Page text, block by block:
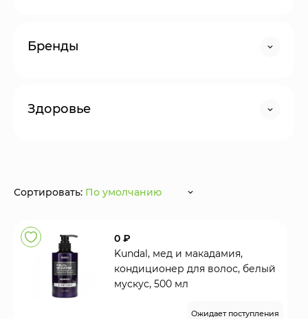
Бренды
Здоровье
Сортировать: По умолчанию
0 ₽
Kundal, мед и макадамия,
кондиционер для волос, белый
мускус, 500 мл
Ожидает поступления